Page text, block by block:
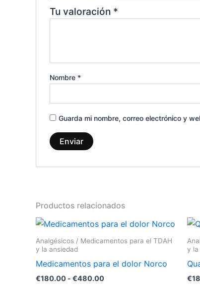
Tu valoración *
Nombre *
Guarda mi nombre, correo electrónico y
Productos relacionados
Analgésicos / Medicamentos para el TDAH
y la ansiedad
Medicamentos para el dolor Norco
€180.00 - €480.00
Rango
de
precios:
hasta
Este
producto
múltiples
y la
€